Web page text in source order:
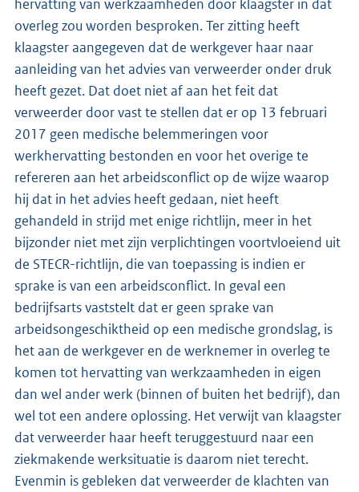
hervatting van werkzaamheden door klaagster in dat
overleg zou worden besproken. Ter zitting heeft
klaagster aangegeven dat de werkgever haar naar
aanleiding van het advies van verweerder onder druk
heeft gezet. Dat doet niet af aan het feit dat
verweerder door vast te stellen dat er op 13 februari
2017 geen medische belemmeringen voor
werkhervatting bestonden en voor het overige te
refereren aan het arbeidsconflict op de wijze waarop
hij dat in het advies heeft gedaan, niet heeft
gehandeld in strijd met enige richtlijn, meer in het
bijzonder niet met zijn verplichtingen voortvloeiend uit
de STECR-richtlijn, die van toepassing is indien er
sprake is van een arbeidsconflict. In geval een
bedrijfsarts vaststelt dat er geen sprake van
arbeidsongeschiktheid op een medische grondslag, is
het aan de werkgever en de werknemer in overleg te
komen tot hervatting van werkzaamheden in eigen
dan wel ander werk (binnen of buiten het bedrijf), dan
wel tot een andere oplossing. Het verwijt van klaagster
dat verweerder haar heeft teruggestuurd naar een
ziekmakende werksituatie is daarom niet terecht.
Evenmin is gebleken dat verweerder de klachten van